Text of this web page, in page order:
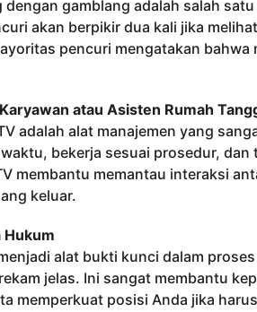
dengan gamblang adalah salah
akan berpikir dua kali jika
pencuri mengatakan bahwa
atau Asisten Rumah
adalah alat manajemen yang
bekerja sesuai prosedur,
membantu memantau interaksi
keluar.
Hukum
alat bukti kunci dalam
jelas. Ini sangat membantu
memperkuat posisi Anda jika